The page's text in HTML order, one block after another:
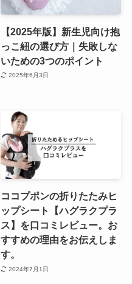
【2025年版】新生児向け抱
っこ紐の選び方｜失敗しな
いための3つのポイント
2025年6月3日
ココプポンの折りたたみヒ
ップシート【ハグラクプラ
ス】を口コミレビュー。お
すすめの理由をお伝えしま
す。
2024年7月1日